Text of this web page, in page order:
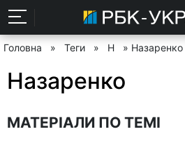
Головна » Теги » Н » Назаренко
Назаренко
МАТЕРІАЛИ ПО ТЕМІ